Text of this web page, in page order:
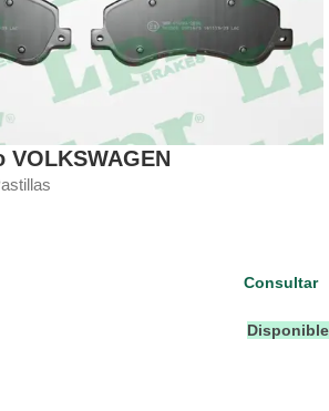
Disponible
Consultar